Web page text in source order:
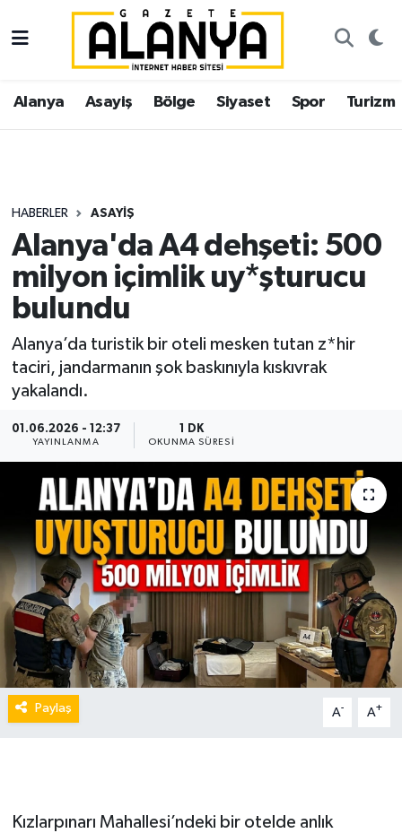
Alanya Asayiş Bölge Siyaset Spor Turizm
HABERLER ASAYIŞ
Alanya'da A4 dehşeti: 500
milyon içimlik uy*şturucu
bulundu
Alanya’da turistik bir oteli mesken tutan z*hir
taciri, jandarmanın şok baskınıyla kıskıvrak
yakalandı.
01.06.2026 - 12:37
YAYINLANMA
1 DK
OKUNMA SÜRESI
Paylaş A- A+
Kızlarpınarı Mahallesi’ndeki bir otelde anlık
Alanya
Asayiş
Siyaset
Spor
Turizm
Ekonomi
Gazipaşa
İstanbul Nöbetçi Eczaneler
İstanbul Hava Durumu
Süper Lig Puan Durumu ve Fikstür
Tüm Manşetler
Son Dakika Haberleri
Haber Arşivi